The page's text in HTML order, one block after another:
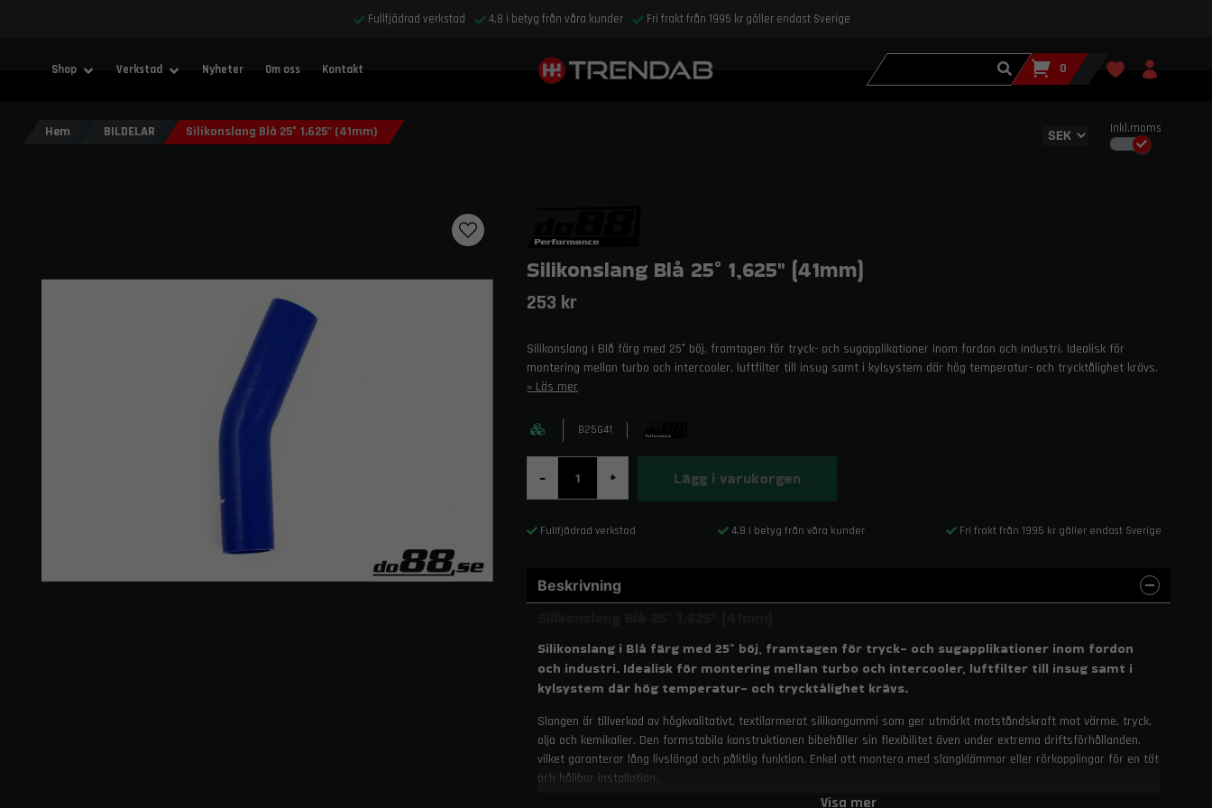
Fullfjädrad verkstad 4,8 i betyg från våra kunder Fri frakt från 1995 kr gäller endast Sverige
Inkl.moms
Shop Verkstad Nyheter Om oss Kontakt 0
Hem BILDELAR Silikonslang Blå 25° 1,625" (41mm)
Silikonslang Blå 25° 1,625" (41mm)
253 kr
Silikonslang i Blå färg med 25° böj, framtagen för tryck- och sugapplikationer inom fordon och industri. Idealisk för
montering mellan turbo och intercooler, luftfilter till insug samt i kylsystem där hög temperatur- och trycktålighet krävs.
Läs mer
B25G41
- + Lägg i varukorgen
Fullfjädrad verkstad 4,8 i betyg från våra kunder Fri frakt från 1995 kr gäller endast Sverige
Beskrivning
Silikonslang i Blå färg med 25° böj, framtagen för tryck- och sugapplikationer inom fordon
och industri. Idealisk för montering mellan turbo och intercooler, luftfilter till insug samt i
kylsystem där hög temperatur- och trycktålighet krävs.
Slangen är tillverkad av högkvalitativt, textilarmerat silikongummi som ger utmärkt motståndskraft mot värme, tryck,
olja och kemikalier. Den formstabila konstruktionen bibehåller sin flexibilitet även under extrema driftsförhållanden,
vilket garanterar lång livslängd och pålitlig funktion. Enkel att montera med slangklämmor eller rörkopplingar för en tät
och hållbar installation.
Visa mer